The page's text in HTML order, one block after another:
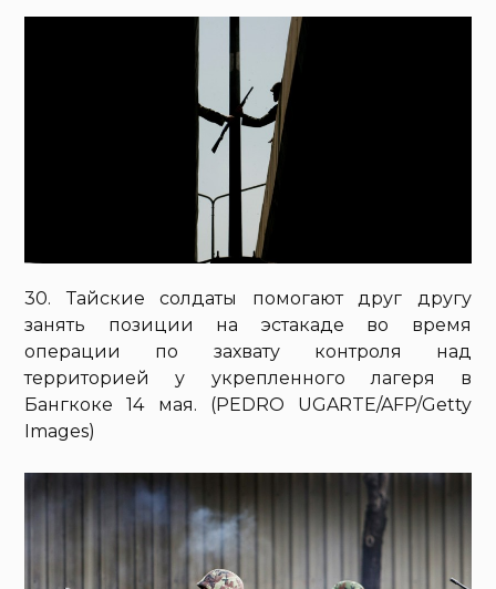
30. Тайские солдаты помогают друг другу
занять позиции на эстакаде во время
операции по захвату контроля над
территорией у укрепленного лагеря в
Бангкоке 14 мая. (PEDRO UGARTE/AFP/Getty
Images)